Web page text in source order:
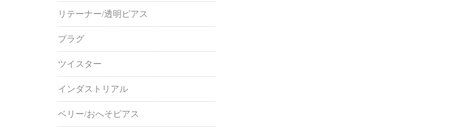
リテーナー/透明ピアス
プラグ
ツイスター
インダストリアル
ベリー/おへそピアス